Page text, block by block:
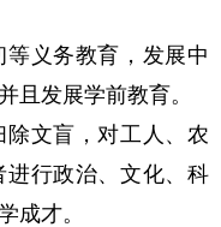
义务教育，发展中
且发展学前教育。
文盲，对工人、农
进行政治、文化、科
成才。